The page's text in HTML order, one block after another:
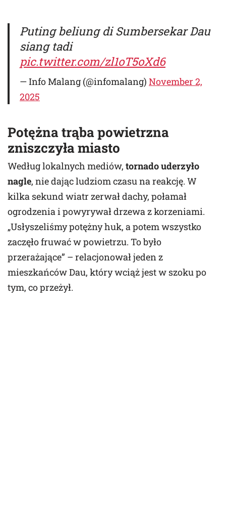
Puting beliung di Sumbersekar Dau
siang tadi
pic.twitter.com/zl1oT5oXd6
— Info Malang (@infomalang) November 2,
2025
Potężna trąba powietrzna
zniszczyła miasto
Według lokalnych mediów, tornado uderzyło
nagle, nie dając ludziom czasu na reakcję. W
kilka sekund wiatr zerwał dachy, połamał
ogrodzenia i powyrywał drzewa z korzeniami.
„Usłyszeliśmy potężny huk, a potem wszystko
zaczęło fruwać w powietrzu. To było
przerażające” – relacjonował jeden z
mieszkańców Dau, który wciąż jest w szoku po
tym, co przeżył.